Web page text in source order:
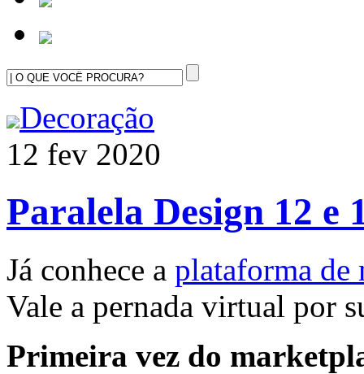
Decoração
12 fev 2020
Paralela Design 12 e
Já conhece a plataforma de
Vale a pernada virtual por
Primeira vez do